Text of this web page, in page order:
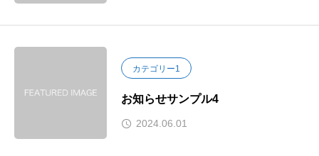
カテゴリー1
お知らせサンプル4
2024.06.01